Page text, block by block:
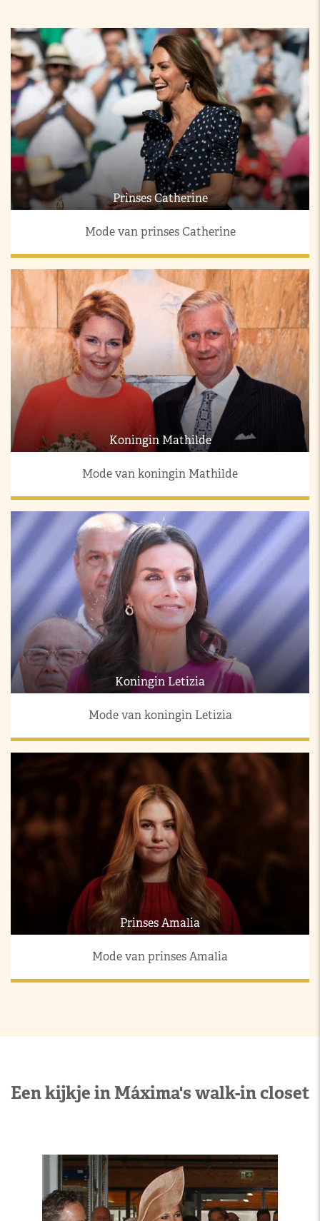
Prinses Catherine
Mode van prinses Catherine
Koningin Mathilde
Mode van koningin Mathilde
Koningin Letizia
Mode van koningin Letizia
Prinses Amalia
Mode van prinses Amalia
Een kijkje in Máxima's walk-in closet